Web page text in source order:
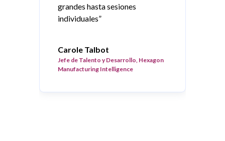
grandes hasta sesiones
individuales”
Carole Talbot
Jefe de Talento y Desarrollo, Hexagon
Manufacturing Intelligence